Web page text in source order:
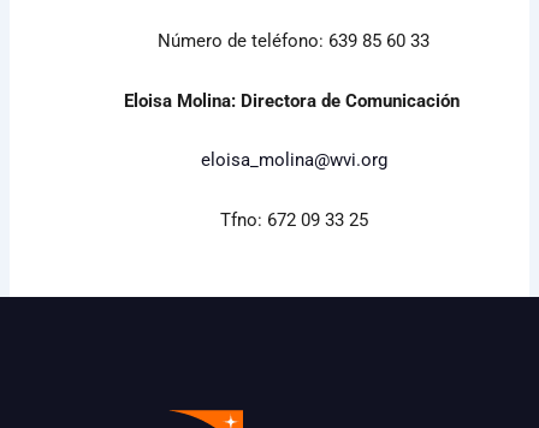
Número de teléfono: 639 85 60 33
Eloisa Molina: Directora de Comunicación
eloisa_molina@wvi.org
Tfno: 672 09 33 25